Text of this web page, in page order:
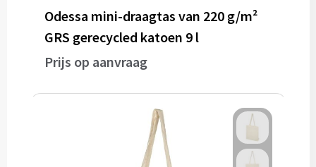
Odessa mini-draagtas van 220 g/m²
GRS gerecycled katoen 9 l
Prijs op aanvraag